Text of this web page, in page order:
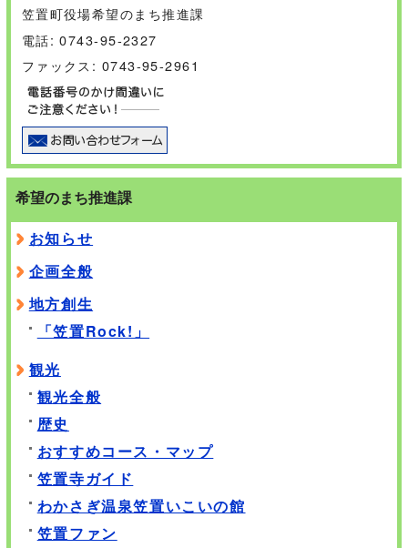
笠置町役場希望のまち推進課
電話: 0743-95-2327
ファックス: 0743-95-2961
希望のまち推進課
お知らせ
企画全般
地方創生
「笠置Rock!」
観光
観光全般
歴史
おすすめコース・マップ
笠置寺ガイド
わかさぎ温泉笠置いこいの館
笠置ファン